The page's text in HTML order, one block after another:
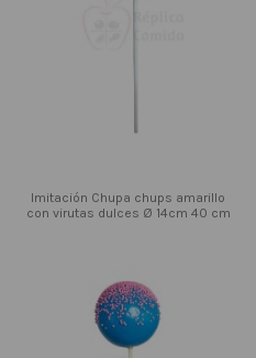
Imitación Chupa chups amarillo
con virutas dulces Ø 14cm 40 cm